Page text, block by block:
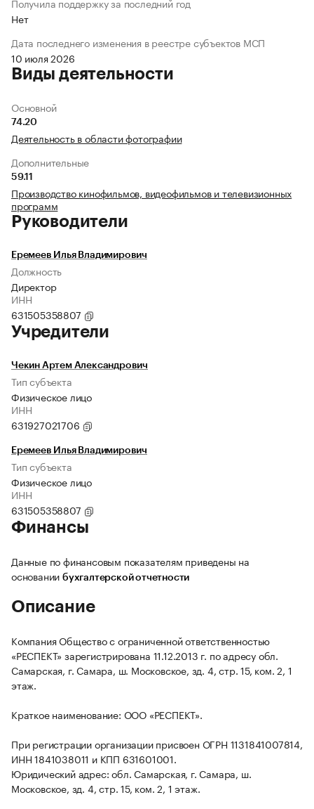
Получила поддержку за последний год
Нет
Дата последнего изменения в реестре субъектов МСП
10 июля 2026
Виды деятельности
Основной
74.20
Деятельность в области фотографии
Дополнительные
59.11
Производство кинофильмов, видеофильмов и телевизионных
программ
Руководители
Еремеев Илья Владимирович
Должность
Директор
ИНН
631505358807
Учредители
Чекин Артем Александрович
Тип субъекта
Физическое лицо
ИНН
631927021706
Еремеев Илья Владимирович
Тип субъекта
Физическое лицо
ИНН
631505358807
Финансы
Данные по финансовым показателям приведены на
основании бухгалтерской отчетности
Описание
Компания Общество с ограниченной ответственностью
«РЕСПЕКТ» зарегистрирована 11.12.2013 г. по адресу обл.
Самарская, г. Самара, ш. Московское, зд. 4, стр. 15, ком. 2, 1
этаж.
Краткое наименование: ООО «РЕСПЕКТ».
При регистрации организации присвоен ОГРН 1131841007814,
ИНН 1841038011 и КПП 631601001.
Юридический адрес: обл. Самарская, г. Самара, ш.
Московское, зд. 4, стр. 15, ком. 2, 1 этаж.